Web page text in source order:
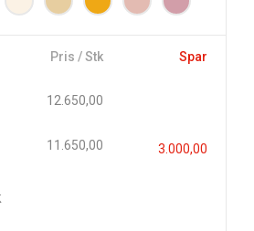
Pris / Stk Spar
12.650,00
11.650,00 3.000,00